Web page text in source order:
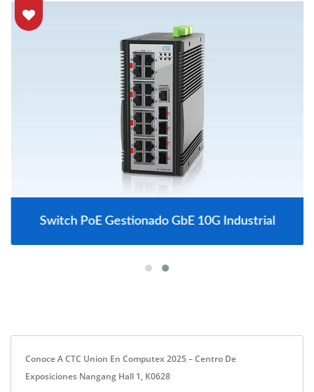
Switch PoE Gestionado GbE 10G Industrial
Conoce A CTC Union En Computex 2025 – Centro De
Exposiciones Nangang Hall 1, K0628